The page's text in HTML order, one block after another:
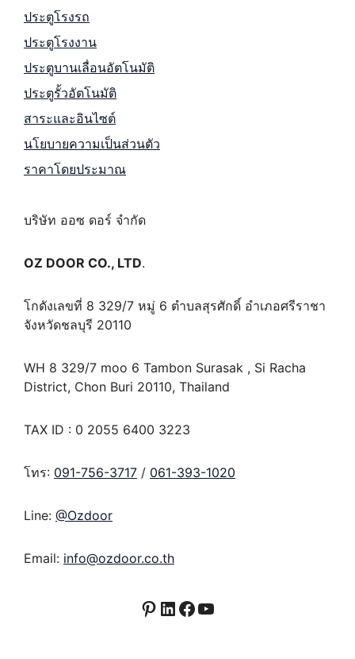
ประตูโรงรถ
ประตูโรงงาน
ประตูบานเลื่อนอัตโนมัติ
ประตูรั้วอัตโนมัติ
สาระและอินไซต์
นโยบายความเป็นส่วนตัว
ราคาโดยประมาณ
บริษัท ออซ ดอร์ จำกัด
OZ DOOR CO., LTD.
โกดังเลขที่ 8 329/7 หมู่ 6 ตำบลสุรศักดิ์ อำเภอศรีราชา
จังหวัดชลบุรี 20110
WH 8 329/7 moo 6 Tambon Surasak , Si Racha
District, Chon Buri 20110, Thailand
TAX ID : 0 2055 6400 3223
โทร: 091-756-3717 / 061-393-1020
Line: @Ozdoor
Email: info@ozdoor.co.th
Pinterest
LinkedIn
Facebook
YouTube